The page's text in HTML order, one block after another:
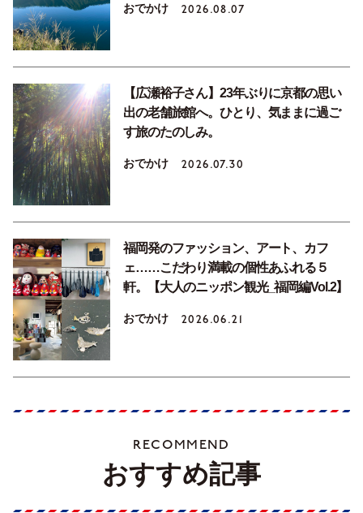
おでかけ 2026.08.07
【広瀬裕子さん】23年ぶりに京都の思い
出の老舗旅館へ。ひとり、気ままに過ご
す旅のたのしみ。
おでかけ 2026.07.30
福岡発のファッション、アート、カフ
ェ……こだわり満載の個性あふれる５
軒。【大人のニッポン観光_福岡編Vol.2】
おでかけ 2026.06.21
RECOMMEND
おすすめ記事